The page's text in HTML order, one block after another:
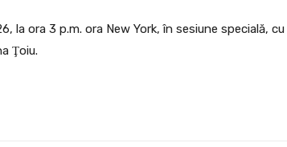
la ora 3 p.m. ora New York, în sesiune specială, cu
Ţoiu.